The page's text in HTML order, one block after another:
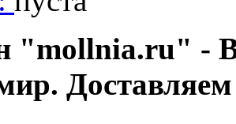
"mollnia.ru" -